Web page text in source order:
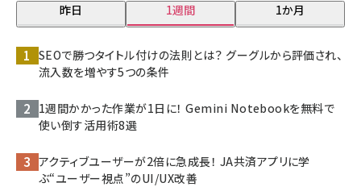
昨日 1週間 1か月
SEOで勝つタイトル付けの法則とは？ グーグルから評価され、
流入数を増やす5つの条件
1週間かかった作業が1日に！ Gemini Notebookを無料で
使い倒す活用術8選
アクティブユーザーが2倍に急成長！ JA共済アプリに学
ぶ“ユーザー視点”のUI/UX改善